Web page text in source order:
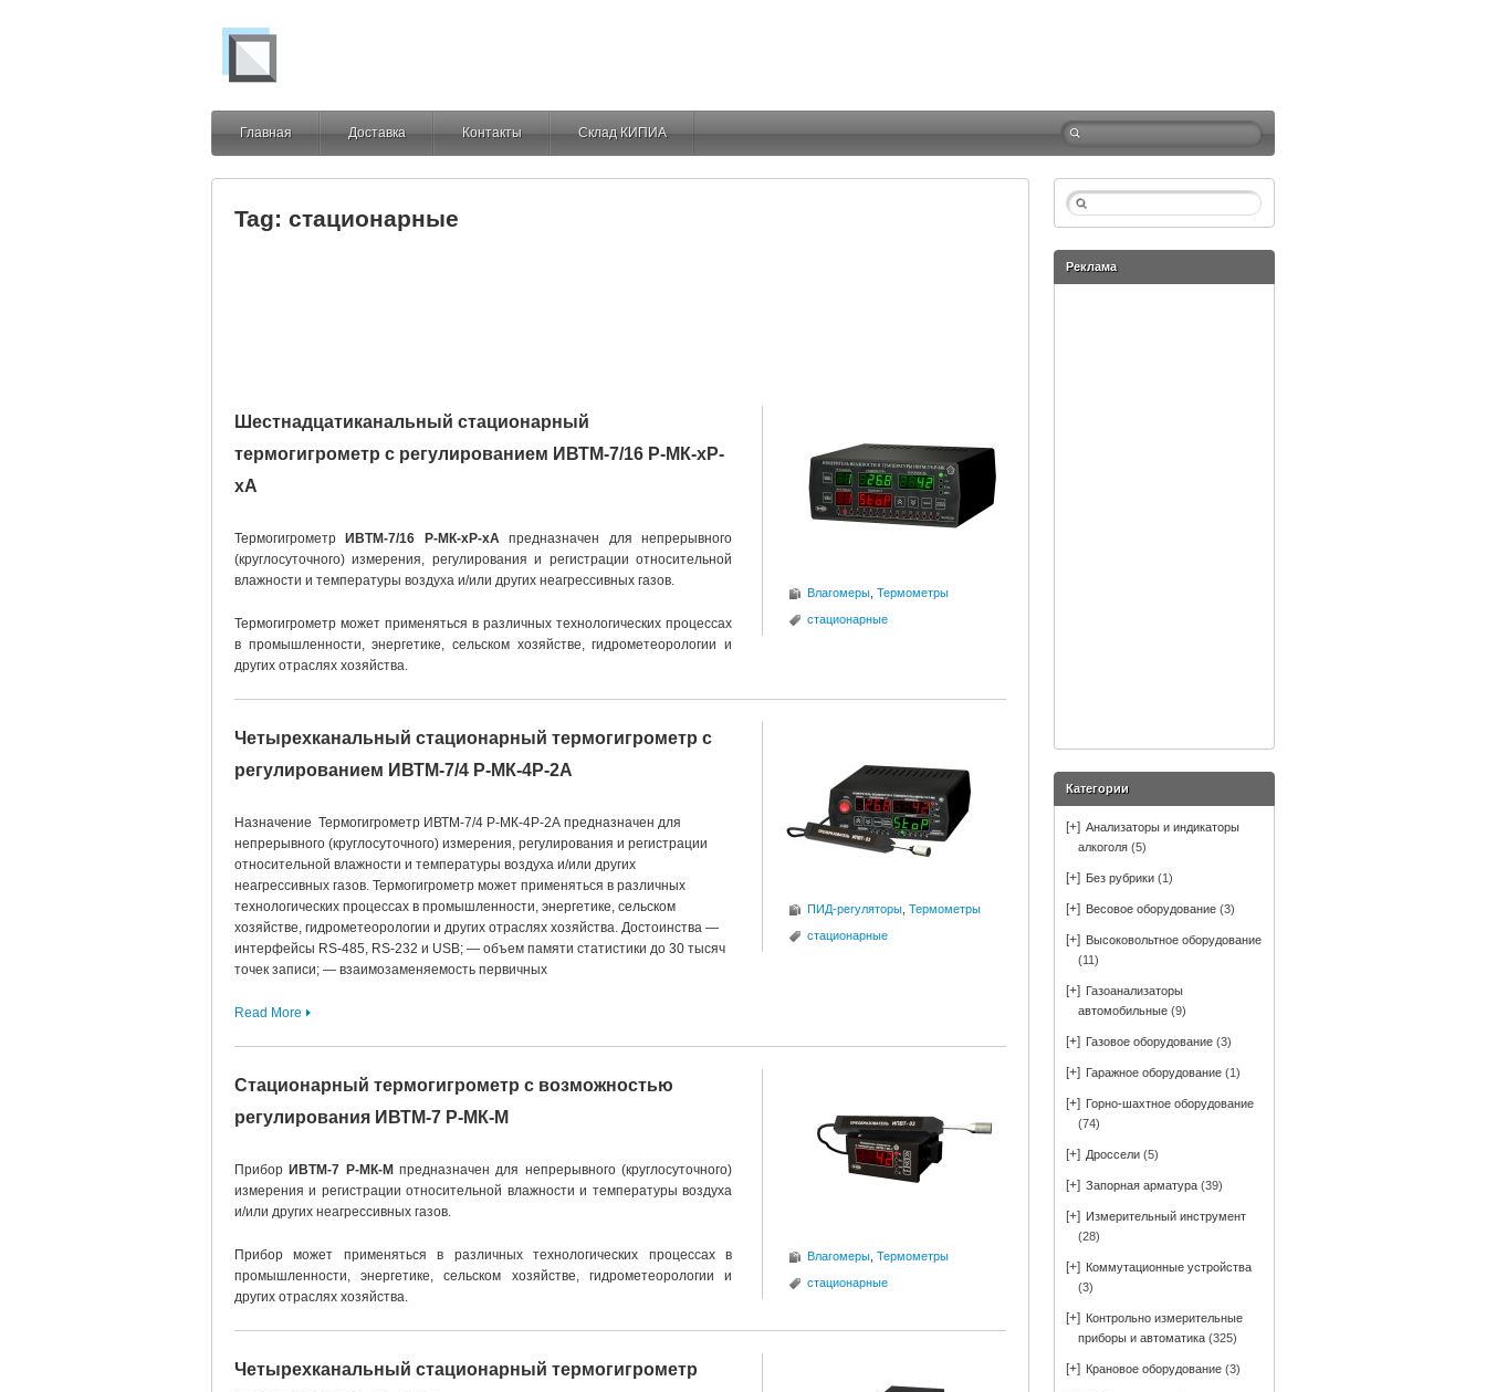
Главная Доставка Контакты Склад КИПИА
Tag: стационарные
Шестнадцатиканальный стационарный
термогигрометр с регулированием ИВТМ-7/16 Р-МК-хР-
хА
Термогигрометр ИВТМ-7/16 Р-МК-хР-хАпредназначен для непрерывного
(круглосуточного) измерения, регулирования и регистрации относительной
влажности и температуры воздуха и/или других неагрессивных газов.
Термогигрометр может применяться в различных технологических процессах
в промышленности, энергетике, сельском хозяйстве, гидрометеорологии и
других отраслях хозяйства.
Влагомеры Термометры
стационарные
Четырехканальный стационарный термогигрометр с
регулированием ИВТМ-7/4 Р-МК-4Р-2А
Назначение Термогигрометр ИВТМ-7/4 Р-МК-4Р-2А предназначен для
непрерывного (круглосуточного) измерения, регулирования и регистрации
относительной влажности и температуры воздуха и/или других
неагрессивных газов. Термогигрометр может применяться в различных
технологических процессах в промышленности, энергетике, сельском
хозяйстве, гидрометеорологии и других отраслях хозяйства. Достоинства —
интерфейсы RS-485, RS-232 и USB; — объем памяти статистики до 30 тысяч
точек записи; — взаимозаменяемость первичных
Read More
ПИД-регуляторы Термометры
стационарные
Стационарный термогигрометр с возможностью
регулирования ИВТМ-7 Р-МК-М
Прибор ИВТМ-7 Р-МК-М предназначен для непрерывного (круглосуточного)
измерения и регистрации относительной влажности и температуры воздуха
и/или других неагрессивных газов.
Прибор может применяться в различных технологических процессах в
промышленности, энергетике, сельском хозяйстве, гидрометеорологии и
других отраслях хозяйства.
Влагомеры Термометры
стационарные
Четырехканальный стационарный термогигрометр
Реклама
Категории
[+] Анализаторы и индикаторы
алкоголя (5)
[+] Без рубрики (1)
[+] Весовое оборудование (3)
[+] Высоковольтное оборудование
(11)
[+] Газоанализаторы
автомобильные (9)
[+] Газовое оборудование (3)
[+] Гаражное оборудование (1)
[+] Горно-шахтное оборудование
(74)
[+] Дроссели (5)
[+] Запорная арматура (39)
[+] Измерительный инструмент
(28)
[+] Коммутационные устройства
(3)
[+] Контрольно измерительные
приборы и автоматика (325)
[+] Крановое оборудование (3)